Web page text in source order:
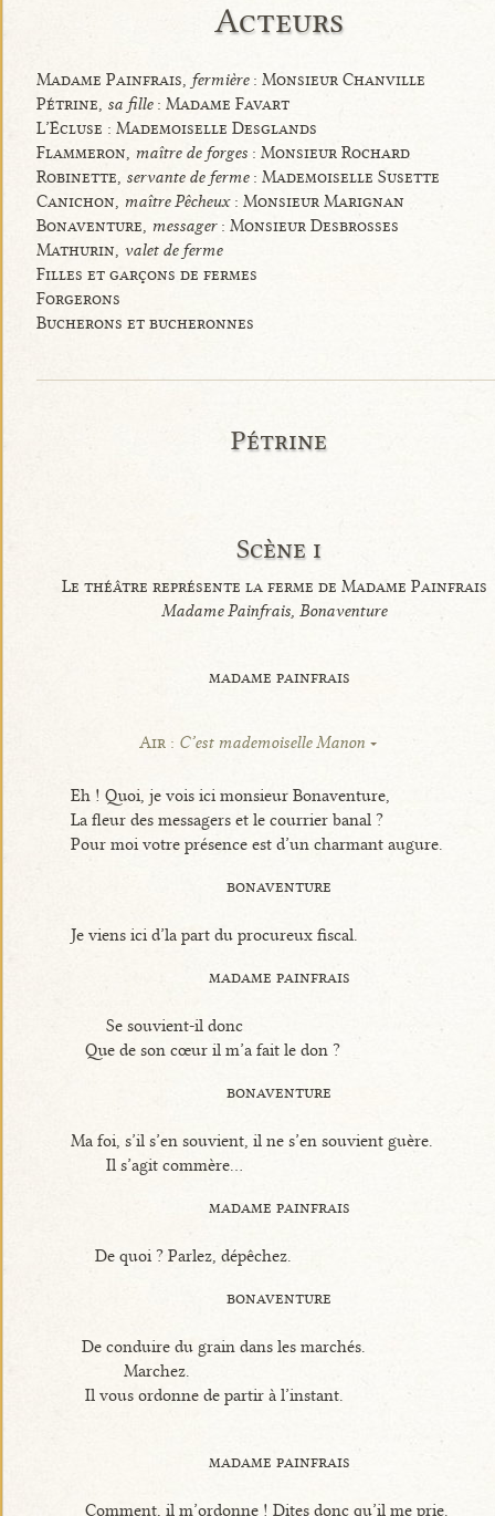
Acteurs
Madame Painfrais, fermière: Monsieur Chanville
Pétrine, sa fille: Madame Favart
L’Écluse : Mademoiselle Desglands
Flammeron, maître de forges: Monsieur Rochard
Robinette, servante de ferme: Mademoiselle Susette
Canichon, maître Pêcheux: Monsieur Marignan
Bonaventure, messager: Monsieur Desbrosses
Mathurin, valet de ferme
Filles et garçons de fermes
Forgerons
Bucherons et bucheronnes
Pétrine
Scène i
Le théâtre représente la ferme de Madame Painfrais
Madame Painfrais, Bonaventure
madame painfrais
Air : C’est mademoiselle Manon
Eh ! Quoi, je vois ici monsieur Bonaventure,
La fleur des messagers et le courrier banal ?
Pour moi votre présence est d’un charmant augure.
bonaventure
Je viens ici d’la part du procureux fiscal.
madame painfrais
Se souvient-il donc
Que de son cœur il m’a fait le don ?
bonaventure
Ma foi, s’il s’en souvient, il ne s’en souvient guère.
Il s’agit commère...
madame painfrais
De quoi ? Parlez, dépêchez.
bonaventure
De conduire du grain dans les marchés.
Marchez.
Il vous ordonne de partir à l’instant.
madame painfrais
Comment, il m’ordonne ! Dites donc qu’il me prie.